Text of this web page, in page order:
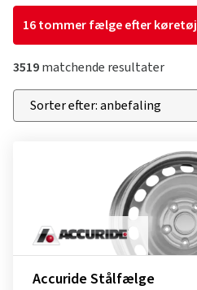
16 tommer fælge efter køretøj
3519matchende resultater
Accuride Stålfælge